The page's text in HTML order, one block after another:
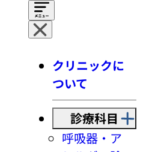
クリニックに
ついて
診療科目
呼吸器・ア